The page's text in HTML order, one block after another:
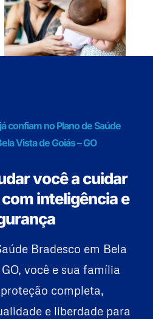
confiam no Plano de Saúde
Vista de Goiás – GO
você a cuidar
inteligência e
Bradesco em Bela
você e sua família
completa,
e liberdade para